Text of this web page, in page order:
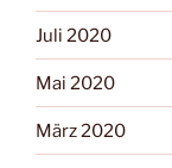
Juli 2020
Mai 2020
März 2020